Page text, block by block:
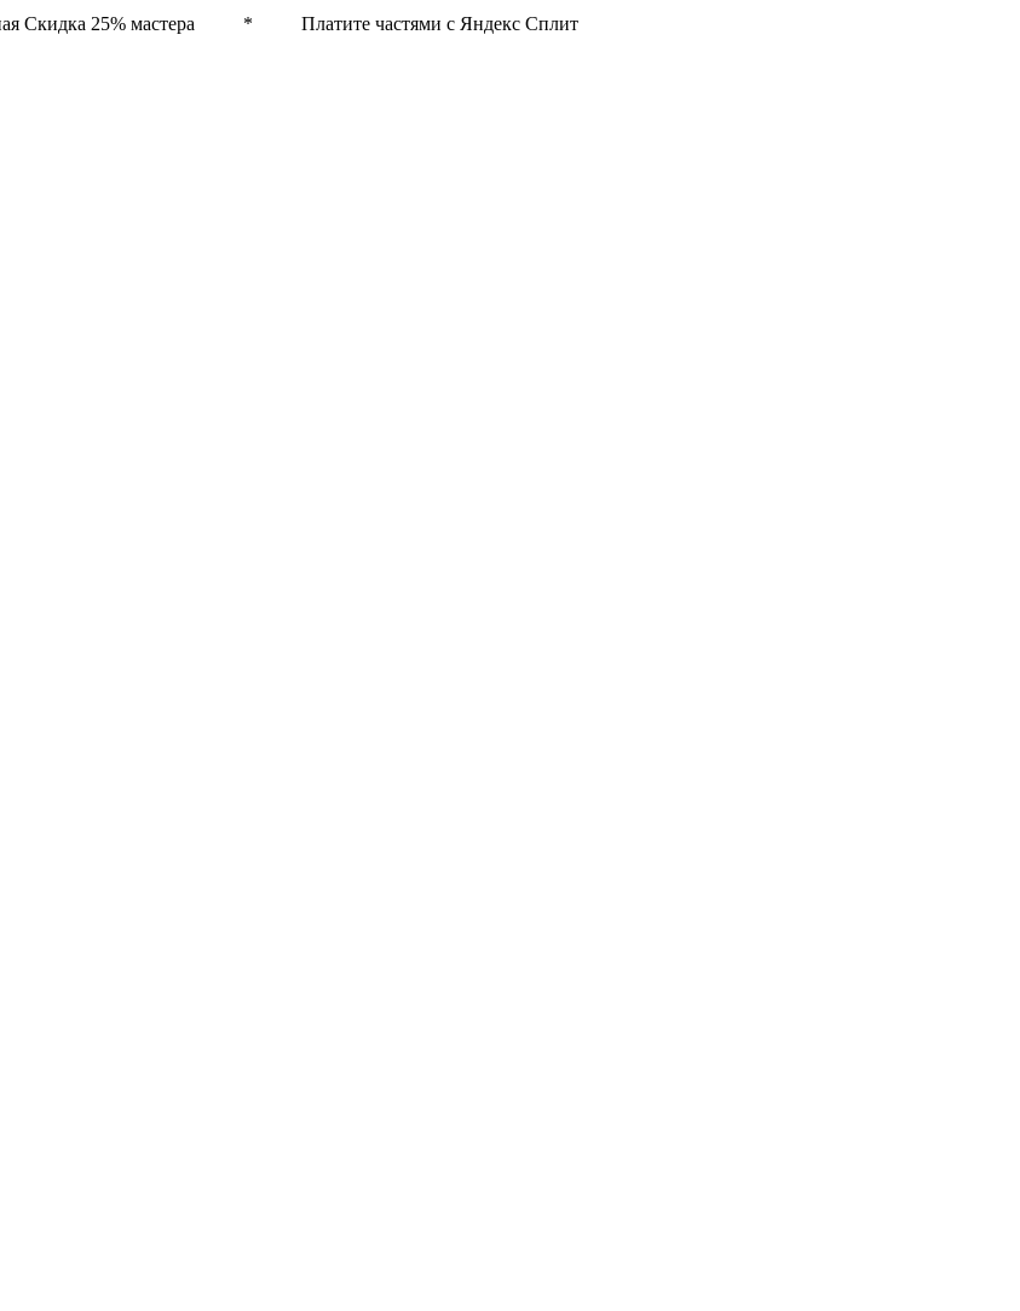
Скидка 25% мастера * Платите частями с Яндекс Сплит